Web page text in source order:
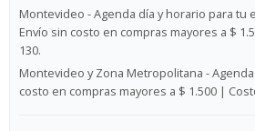
Montevideo - Agenda día y horario para tu
Envío sin costo en compras mayores a $
130.
Montevideo y Zona Metropolitana -
costo en compras mayores a $ 1.500 |